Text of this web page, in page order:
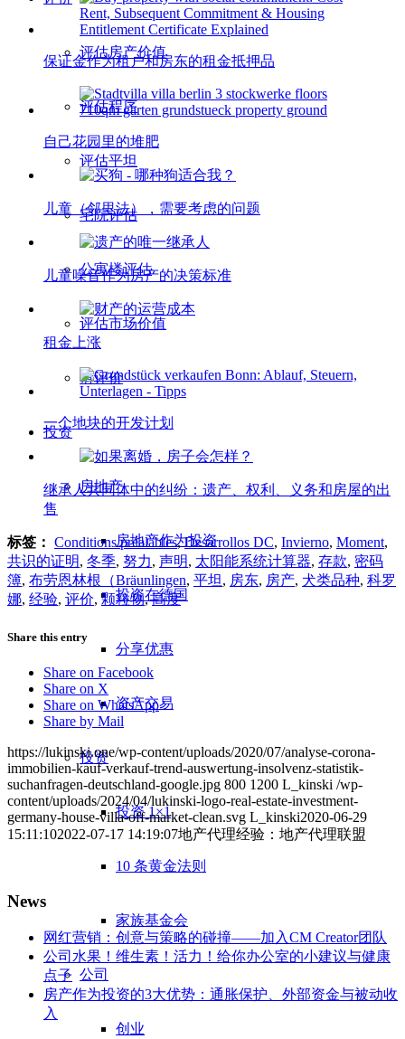
评估房产价值
评估程序
评估平坦
宅院评估
公寓楼评估
评估市场价值
请评价
投资
房地产
房地产作为投资
投资在德国
分享优惠
资产交易
投资
投资 1×1
10 条黄金法则
家族基金会
公司
创业
保证金作为租户和房东的租金抵押品
自己花园里的堆肥
儿童（邻里法），需要考虑的问题
儿童噪音作为房产的决策标准
租金上涨
一个地块的开发计划
继承人共同体中的纠纷：遗产、权利、义务和房屋的出
售
标签： Conditions préalables,Desarrollos DC, Invierno, Moment,
共识的证明, 冬季, 努力, 声明, 太阳能系统计算器, 存款, 密码
簿, 布劳恩林根（Bräunlingen, 平坦 , 房东, 房产, 犬类品种, 科罗
娜, 经验, 评价, 颗粒物,高度
Share this entry
Share on Facebook
Share on X
Share on WhatsApp
Share by Mail
https://lukinski.one/wp-content/uploads/2020/07/analyse-corona-
immobilien-kauf-verkauf-trend-auswertung-insolvenz-statistik-
suchanfragen-deutschland-google.jpg 800 1200 L_kinski /wp-
content/uploads/2024/04/lukinski-logo-real-estate-investment-
germany-house-villa-off-market-clean.svg L_kinski2020-06-29
15:11:102022-07-17 14:19:07地产代理经验：地产代理联盟
News
网红营销：创意与策略的碰撞——加入CM Creator团队
公司水果！维生素！活力！给你办公室的小建议与健康
点子
房产作为投资的3大优势：通胀保护、外部资金与被动收
入